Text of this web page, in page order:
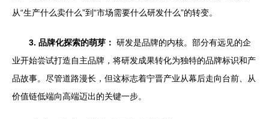
从“生产什么卖什么”到“市场需要什么研发什么”的转变。
3. 品牌化探索的萌芽： 研发是品牌的内核。部分有远见的企
业开始尝试打造自主品牌，将研发成果转化为独特的品牌标识和产
品故事。尽管道路漫长，但这标志着宁晋产业从幕后走向台前、从
价值链低端向高端迈出的关键一步。